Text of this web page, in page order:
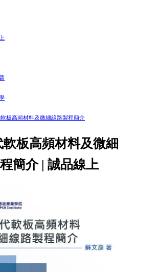
板高頻材料及微細線路製程簡介
軟板高頻材料及微細
簡介 | 誠品線上